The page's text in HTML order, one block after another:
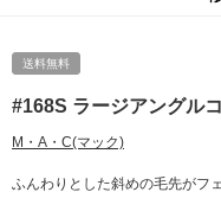
送料無料
#168S ラージアングル
M・A・C(マック)
ふんわりとした斜めの毛先がフ